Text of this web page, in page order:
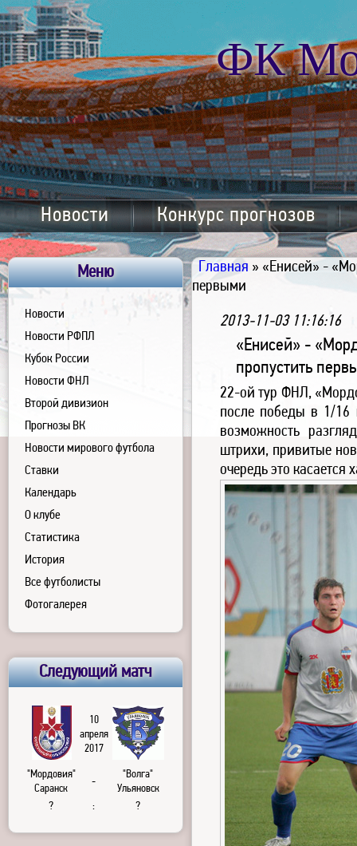
ФК
Новости Конкурс прогнозов
Главная » «Енисей» -
первыми
2013-11-03 11:16:16
«Енисей» -
пропустить
22-ой тур ФНЛ,
после победы в 1/16
возможность
штрихи, привитые
очередь это касается
Меню
Новости
Новости РФПЛ
Кубок России
Новости ФНЛ
Второй дивизион
Прогнозы ВК
Новости мирового футбола
Ставки
Календарь
О клубе
Статистика
История
Все футболисты
Фотогалерея
Следующий матч
10
апреля
2017
"Мордовия"
Саранск
-
"Волга"
Ульяновск
?
: ?